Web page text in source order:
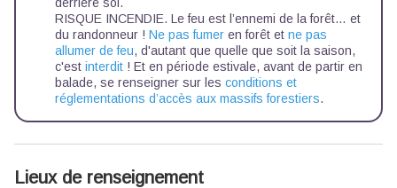
RISQUE INCENDIE. Le feu est l’ennemi de la forêt… et
du randonneur ! Ne pas fumer en forêt et ne pas
allumer de feu, d'autant que quelle que soit la saison,
c'est interdit ! Et en période estivale, avant de partir en
balade, se renseigner sur les conditions et
réglementations d’accès aux massifs forestiers.
Lieux de renseignement